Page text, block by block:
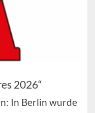
2026“
In Berlin wurde